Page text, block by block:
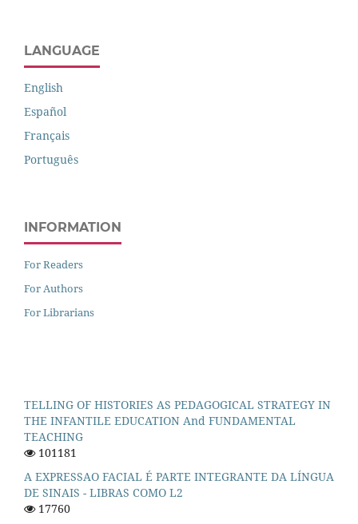
LANGUAGE
English
Español
Français
Português
INFORMATION
For Readers
For Authors
For Librarians
TELLING OF HISTORIES AS PEDAGOGICAL STRATEGY IN
THE INFANTILE EDUCATION And FUNDAMENTAL
TEACHING
101181
A EXPRESSAO FACIAL É PARTE INTEGRANTE DA LÍNGUA
DE SINAIS - LIBRAS COMO L2
17760